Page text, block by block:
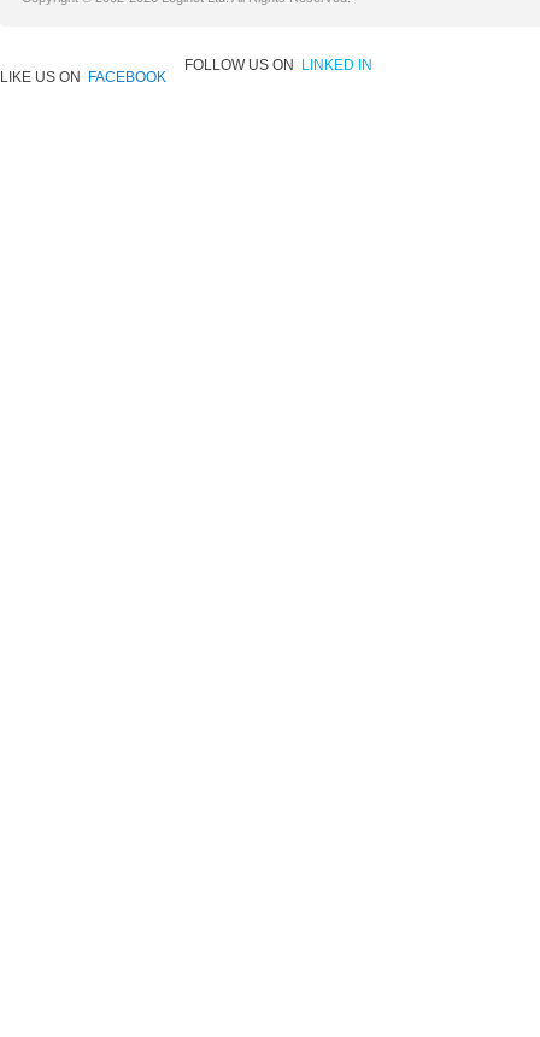
LIKE US ON FACEBOOK
FOLLOW US ON LINKED IN